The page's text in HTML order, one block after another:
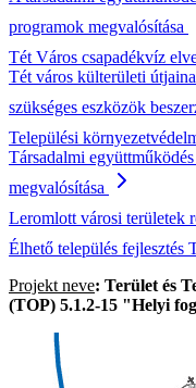
programok megvalósítása
Tét Város csapadékvíz
Tét város külterületi
szükséges eszközök
Települési
Társadalmi
megvalósítása
Leromlott városi területek
Élhető település fejlesztés
Projekt neve: Terület és
(TOP) 5.1.2-15 "Helyi